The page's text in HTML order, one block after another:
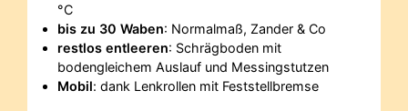
°C
bis zu 30 Waben: Normalmaß, Zander & Co
restlos entleeren: Schrägboden mit
bodengleichem Auslauf und Messingstutzen
Mobil: dank Lenkrollen mit Feststellbremse